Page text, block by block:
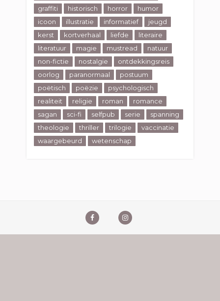
graffiti
historisch horror
humor
icoon
illustratie informatief
jeugd
kerst
kortverhaal liefde
literaire
literatuur
magie mustread
natuur
non-fictie
nostalgie
ontdekkingsreis
oorlog
paranormaal
postuum
poëtisch
poëzie
psychologisch
realiteit
religie roman
romance
sagan
sci-fi selfpub serie
spanning
theologie
thriller trilogie
vaccinatie
waargebeurd
wetenschap